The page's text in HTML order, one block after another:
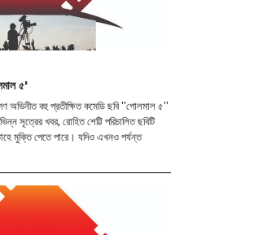
৫'
বহু প্রতীক্ষিত কমেডি ছবি ''গোলমাল ৫''
সূত্রের খবর, রোহিত শেট্টি পরিচালিত ছবিটি
মুক্তি পেতে পারে। যদিও এখনও পর্যন্ত